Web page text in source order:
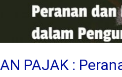
PAJAK :